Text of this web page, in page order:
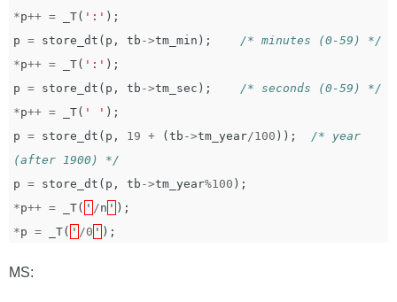
*p++ = _T( ':' );
p = store_dt ( p , tb ->tm_min );
/* minutes (0-59) */
*p++ = _T( ':' );
p = store_dt ( p , tb ->tm_sec );
/* seconds (0-59) */
*p++ = _T( ' ' );
p = store_dt ( p , 19 + ( tb ->tm_year/100 ));
/* year
(after 1900) */
p = store_dt ( p , tb ->tm_year%100 );
*p++ = _T( ' /n ' );
*p = _T( ' /0 ' );
MS: